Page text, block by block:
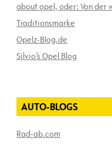
about opel, oder: Von der
Traditionsmarke
Opelz-Blog.de
Silvio’s Opel Blog
AUTO-BLOGS
Rad-ab.com